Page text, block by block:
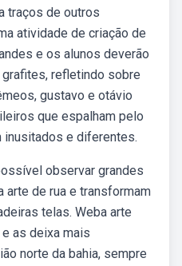
traços de outros
atividade de criação de
e os alunos deverão
refletindo sobre
gustavo e otávio
que espalham pelo
inusitados e diferentes.
observar grandes
arte de rua e transformam
telas. Weba arte
as deixa mais
norte da bahia, sempre